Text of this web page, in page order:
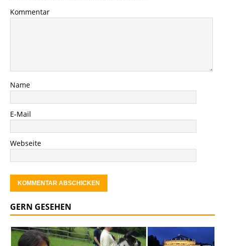
Kommentar
Name
E-Mail
Webseite
GERN GESEHEN